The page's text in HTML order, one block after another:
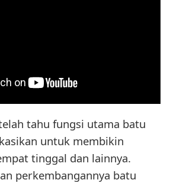
tahu fungsi utama batu
untuk membikin
tinggal dan lainnya.
perkembangannya batu